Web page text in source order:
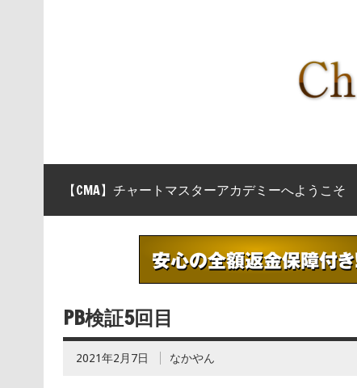
【CMA】チャートマスターアカデミーへようこそ
PB検証5回目
2021年2月7日 なかやん